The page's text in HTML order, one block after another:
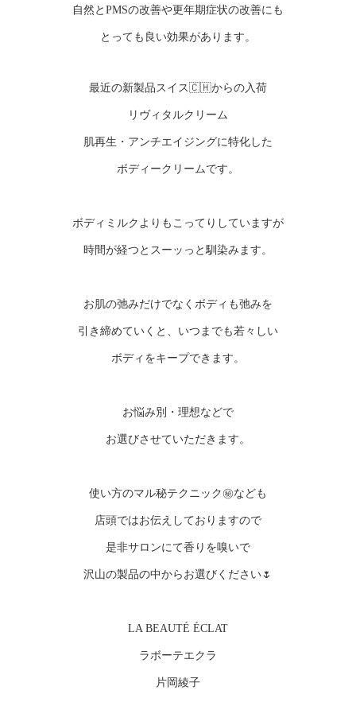
自然とPMSの改善や更年期症状の改善にも
とっても良い効果があります。
最近の新製品スイス🇨🇭からの入荷
リヴィタルクリーム
肌再生・アンチエイジングに特化した
ボディークリームです。
ボディミルクよりもこってりしていますが
時間が経つとスーッっと馴染みます。
お肌の弛みだけでなくボディも弛みを
引き締めていくと、いつまでも若々しい
ボディをキープできます。
お悩み別・理想などで
お選びさせていただきます。
使い方のマル秘テクニック㊙️なども
店頭ではお伝えしておりますので
是非サロンにて香りを嗅いで
沢山の製品の中からお選びください🌷
LA BEAUTÉ ÉCLAT
ラボーテエクラ
片岡綾子